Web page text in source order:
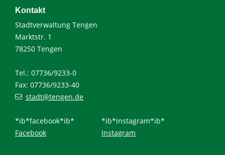
Kontakt
Stadtverwaltung Tengen
Marktstr. 1
78250 Tengen
Tel.: 07736/9233-0
Fax: 07736/9233-40
stadt@tengen.de
*ib*facebook*ib*
Facebook
*ib*instagram*ib*
Instagram